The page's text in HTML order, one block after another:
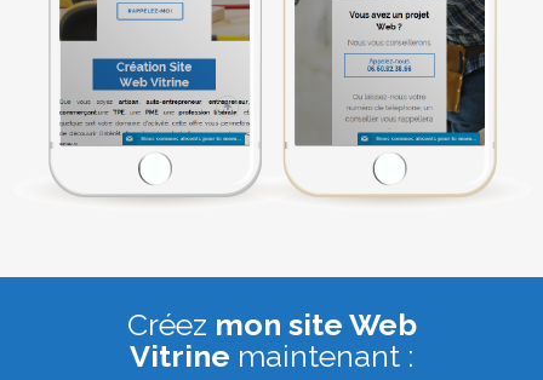
Créez mon site Web
Vitrine maintenant :